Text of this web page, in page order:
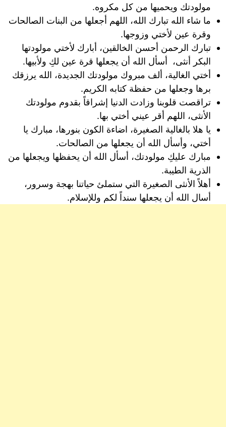
مولودتك ويحميها من كل مكروه.
ما شاء الله تبارك الله، اللهم أجعلها من البنات الصالحات
وقرة عين لأختي وزوجها.
تبارك الرحمن أحسن الخالقين، أبارك لأختي مولودتها
البكر أنثى، أسأل الله أن يجعلها قرة عين لكِ ولأبيها.
أختي الغالية، ألف مبروك مولودتك الجديدة، الله يرزقك
برها وجعلها من حفظة كتابه الكريم.
تراقصت قلوبنا وزادت الدنيا إشراقاً بقدوم مولودتك
الأنثى، اللهم أقر عيني أختي بها.
يا هلا بالغالية الصغيرة، اضاءة الكون بنورها، مبارك يا
أختي، وأسأل الله أن يجعلها من الصالحات.
مبارك عليكِ مولودتك، أسأل الله أن يحفظها ويجعلها من
الذرية الطيبة.
أهلاً الأنثى الصغيرة التي ستملئ حياتنا بهجة وسرور،
أسال الله أن يجعلها سنداً لكم وللإسلام.